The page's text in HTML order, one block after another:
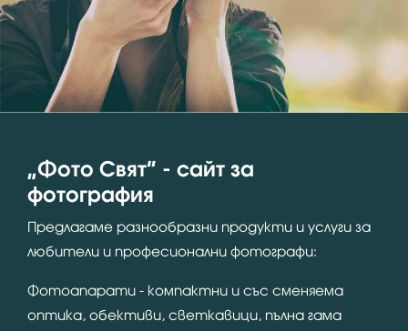
“Фото Свят” - сайт за
фотография
Предлагаме разнообразни продукти и услуги за
любители и професионални фотографи:
Фотоапарати - компактни и със сменяема
оптика, обективи, светкавици, пълна гама